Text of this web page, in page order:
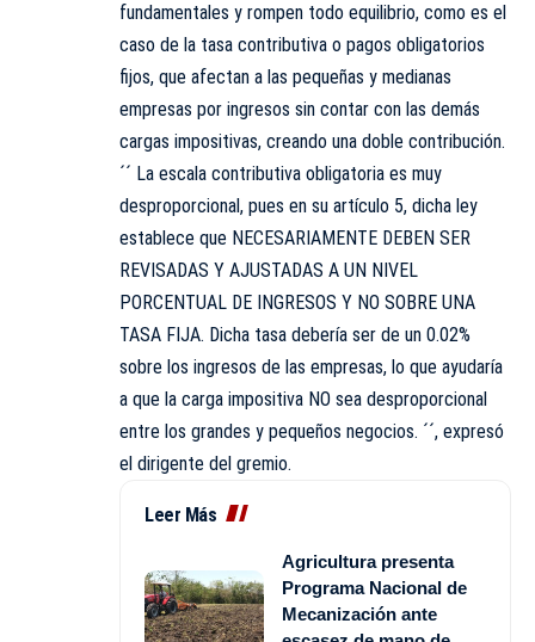
fundamentales y rompen todo equilibrio, como es el
caso de la tasa contributiva o pagos obligatorios
fijos, que afectan a las pequeñas y medianas
empresas por ingresos sin contar con las demás
cargas impositivas, creando una doble contribución.
´´ La escala contributiva obligatoria es muy
desproporcional, pues en su artículo 5, dicha ley
establece que NECESARIAMENTE DEBEN SER
REVISADAS Y AJUSTADAS A UN NIVEL
PORCENTUAL DE INGRESOS Y NO SOBRE UNA
TASA FIJA. Dicha tasa debería ser de un 0.02%
sobre los ingresos de las empresas, lo que ayudaría
a que la carga impositiva NO sea desproporcional
entre los grandes y pequeños negocios. ´´, expresó
el dirigente del gremio.
Leer Más
Agricultura presenta
Programa Nacional de
Mecanización ante